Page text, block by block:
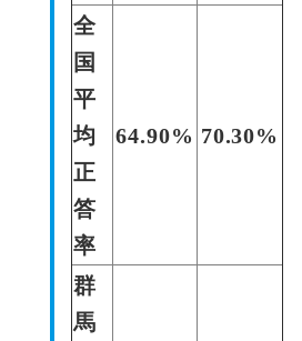
全
国
平
均
正
答
率
64.90% 70.30%
群
馬